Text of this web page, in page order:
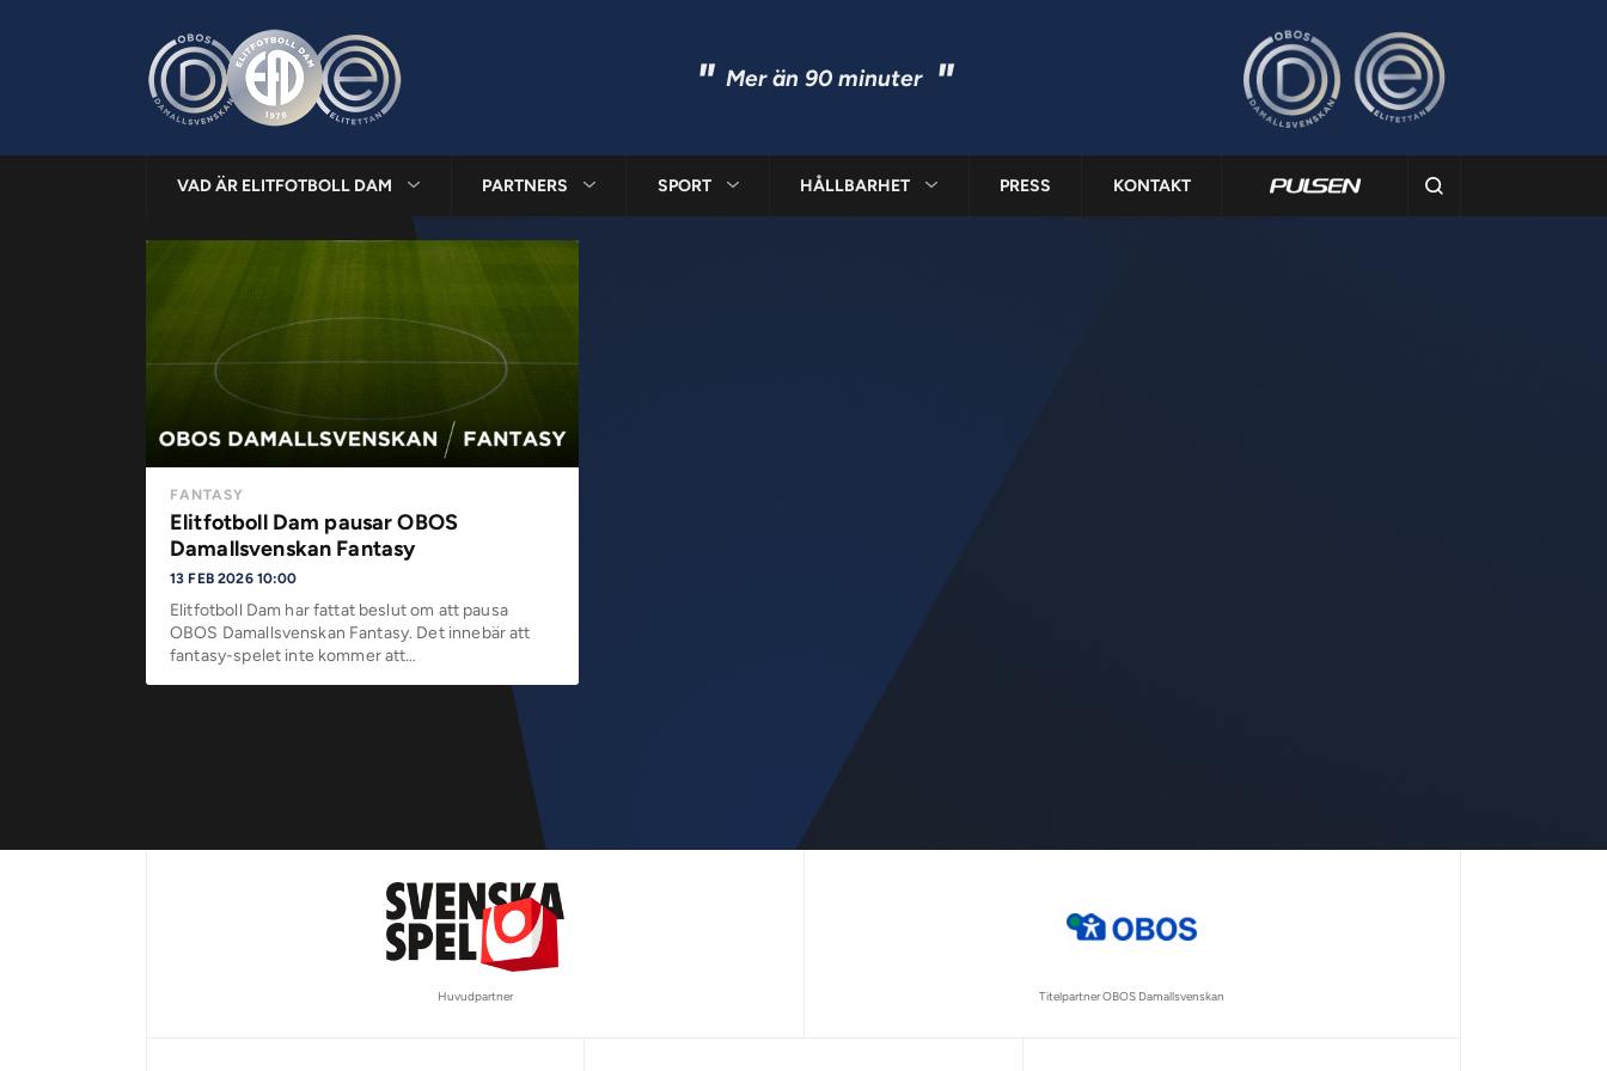
" Mer än 90 minuter "
VAD ÄR ELITFOTBOLL DAM PARTNERS SPORT HÅLLBARHET PRESS KONTAKT
FANTASY
Elitfotboll Dam pausar OBOS
Damallsvenskan Fantasy
13 FEB 2026 10:00
Elitfotboll Dam har fattat beslut om att pausa
OBOS Damallsvenskan Fantasy. Det innebär att
fantasy-spelet inte kommer att…
Huvudpartner Titelpartner OBOS Damallsvenskan